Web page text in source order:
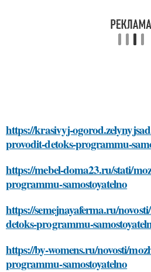
https://krasivyj-
provodit-detoks-programmu-
https://mebel-doma23.ru/stati/
programmu-samostoyatelno
https://semejnayaferma.ru/
detoks-programmu-
https://by-womens.ru/novosti/
programmu-samostoyatelno